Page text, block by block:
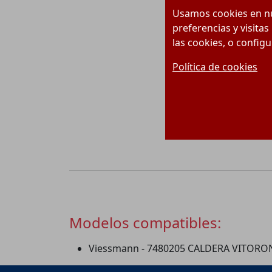
Usamos cookies en
preferencias y
las cookies, o
Política de cookies
Modelos compatibles:
Viessmann - 7480205 CALDERA